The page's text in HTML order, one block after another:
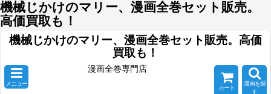
機械じかけのマリー、漫画全巻セット販売。
高価買取も！
機械じかけのマリー、漫画全巻セット販売。高価
買取も！
メニュー
漫画全巻専門店
カート
漫画を探
す